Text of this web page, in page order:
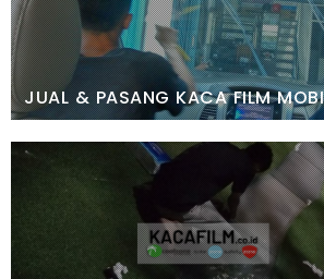
JUAL & PASANG KACA FILM